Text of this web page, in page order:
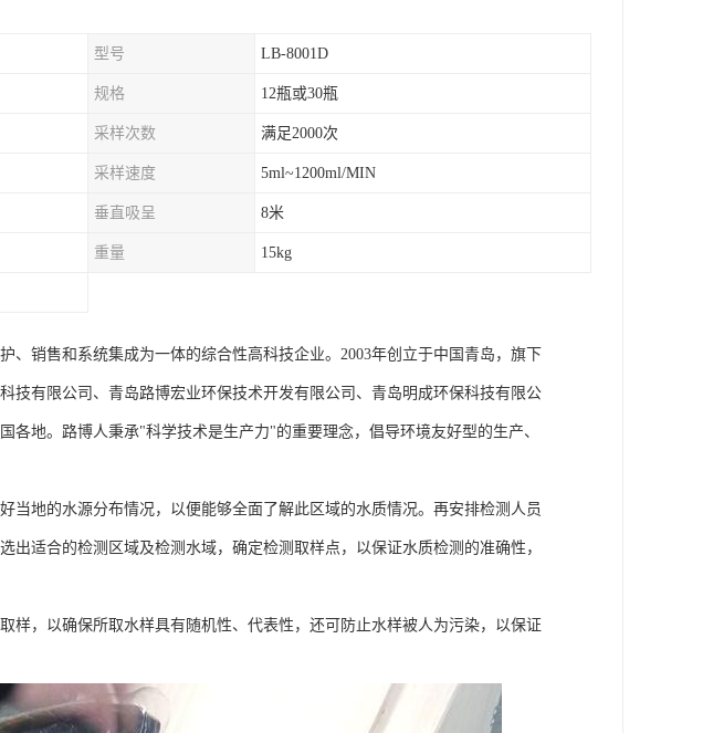
型号 LB-8001D
规格 12瓶或30瓶
采样次数 满足2000次
采样速度 5ml~1200ml/MIN
垂直吸呈 8米
重量 15kg
、销售和系统集成为一体的综合性高科技企业。2003年创立于中国青岛，旗下
技有限公司、青岛路博宏业环保技术开发有限公司、青岛明成环保科技有限公
各地。路博人秉承"科学技术是生产力"的重要理念，倡导环境友好型的生产、
当地的水源分布情况，以便能够全面了解此区域的水质情况。再安排检测人员
出适合的检测区域及检测水域，确定检测取样点，以保证水质检测的准确性，
样，以确保所取水样具有随机性、代表性，还可防止水样被人为污染，以保证